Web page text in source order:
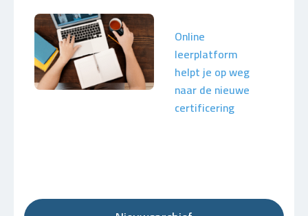
Online
leerplatform
helpt je op weg
naar de nieuwe
certificering